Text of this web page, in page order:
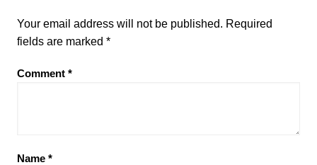
Your email address will not be published. Required
fields are marked *
Comment *
Name *